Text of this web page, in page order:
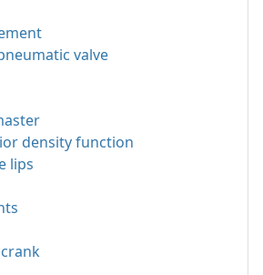
valve
density function
lips